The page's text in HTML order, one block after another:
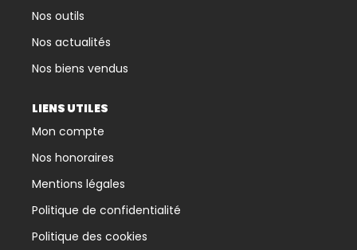
Nos outils
Nos actualités
Nos biens vendus
LIENS UTILES
Mon compte
Nos honoraires
Mentions légales
Politique de confidentialité
Politique des cookies